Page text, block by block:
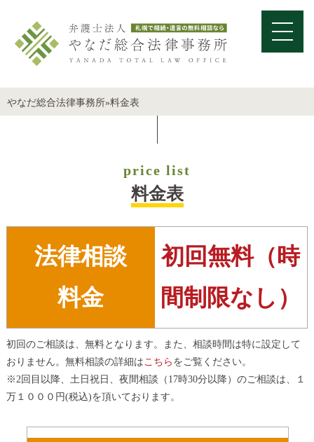
やなだ総合法律事務所»料金表
price list
料金表
法律相談
料金
初回無料（時
間制限なし）
初回のご相談は、無料となります。また、相談時間は特に設定して
おりません。無料相談の詳細はこちら をご覧ください。
※2回目以降、土日祝日、夜間相談（17時30分以降）のご相談は、１
万１０００円(税込)を頂いております。